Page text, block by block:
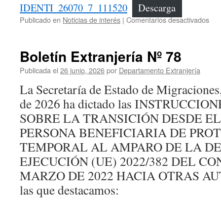
IDENTI_26070_7_111520
Descarga
Publicado en Noticias de interés | Comentarios desactivadosen
Boletín Extranjería Nº 78
Publicada el 26 junio, 2026por Departamento Extranjería
La Secretaría de Estado de
de 2026 ha dictado las
SOBRE LA TRANSICIÓN DESDE
PERSONA BENEFICIARIA DE
TEMPORAL AL AMPARO DE LA
EJECUCIÓN (UE) 2022/382 DEL
MARZO DE 2022 HACIA OTRAS
las que destacamos: